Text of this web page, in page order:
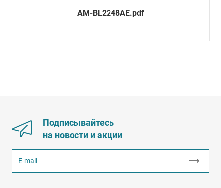
AM-BL2248AE.pdf
Подписывайтесь
на новости и акции